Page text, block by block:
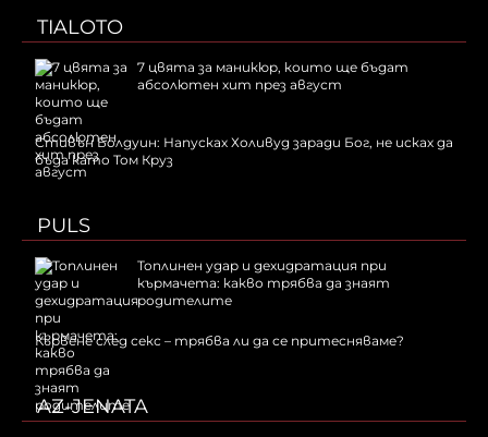
TIALOTO
7 цвята за маникюр, които ще бъдат
абсолютен хит през август
Стивън Болдуин: Напусках Холивуд заради Бог, не исках да
бъда като Том Круз
PULS
Топлинен удар и дехидратация при
кърмачета: какво трябва да знаят
родителите
Кървене след секс – трябва ли да се притесняваме?
AZ-JENATA